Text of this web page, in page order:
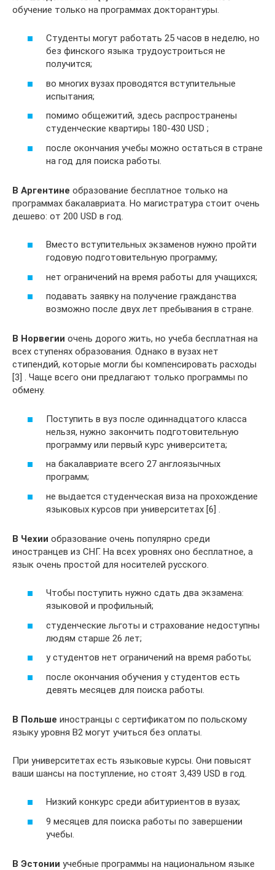
обучение только на программах докторантуры.
Студенты могут работать 25 часов в неделю, но
без финского языка трудоустроиться не
получится;
во многих вузах проводятся вступительные
испытания;
помимо общежитий, здесь распространены
студенческие квартиры 180-430 USD ;
после окончания учебы можно остаться в стране
на год для поиска работы.
В Аргентине образование бесплатное только на
программах бакалавриата. Но магистратура стоит очень
дешево: от 200 USD в год.
Вместо вступительных экзаменов нужно пройти
годовую подготовительную программу;
нет ограничений на время работы для учащихся;
подавать заявку на получение гражданства
возможно после двух лет пребывания в стране.
В Норвегии очень дорого жить, но учеба бесплатная на
всех ступенях образования. Однако в вузах нет
стипендий, которые могли бы компенсировать расходы
[3] . Чаще всего они предлагают только программы по
обмену.
Поступить в вуз после одиннадцатого класса
нельзя, нужно закончить подготовительную
программу или первый курс университета;
на бакалавриате всего 27 англоязычных
программ;
не выдается студенческая виза на прохождение
языковых курсов при университетах [6] .
В Чехии образование очень популярно среди
иностранцев из СНГ. На всех уровнях оно бесплатное, а
язык очень простой для носителей русского.
Чтобы поступить нужно сдать два экзамена:
языковой и профильный;
студенческие льготы и страхование недоступны
людям старше 26 лет;
у студентов нет ограничений на время работы;
после окончания обучения у студентов есть
девять месяцев для поиска работы.
В Польше иностранцы с сертификатом по польскому
языку уровня B2 могут учиться без оплаты.
При университетах есть языковые курсы. Они повысят
ваши шансы на поступление, но стоят 3,439 USD в год.
Низкий конкурс среди абитуриентов в вузах;
9 месяцев для поиска работы по завершении
учебы.
В Эстонии учебные программы на национальном языке